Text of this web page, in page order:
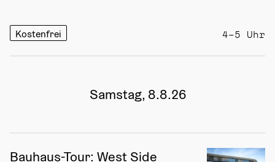
Kostenfrei 4–5 Uhr
Samstag, 8.8.26
Bauhaus-Tour: West Side